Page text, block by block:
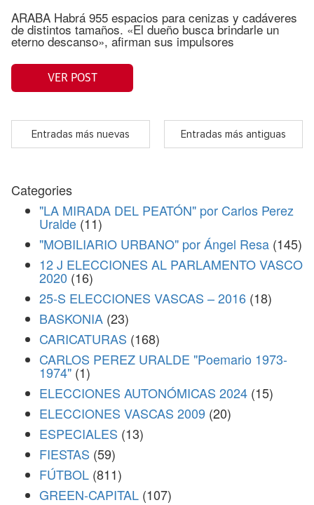
ARABA Habrá 955 espacios para cenizas y cadáveres
de distintos tamaños. «El dueño busca brindarle un
eterno descanso», afirman sus impulsores
VER POST
Entradas más nuevas Entradas más antiguas
Categories
"LA MIRADA DEL PEATÓN" por Carlos Perez
Uralde (11)
"MOBILIARIO URBANO" por Ángel Resa (145)
12 J ELECCIONES AL PARLAMENTO VASCO
2020 (16)
25-S ELECCIONES VASCAS – 2016 (18)
BASKONIA (23)
CARICATURAS (168)
CARLOS PEREZ URALDE "Poemario 1973-
1974" (1)
ELECCIONES AUTONÓMICAS 2024 (15)
ELECCIONES VASCAS 2009 (20)
ESPECIALES (13)
FIESTAS (59)
FÚTBOL (811)
GREEN-CAPITAL (107)